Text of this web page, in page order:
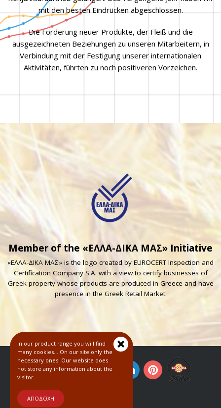
mit den besten Eindrücken abgeschlossen.
Die Förderung neuer Produkte, der Fleiß und die
ausgezeichneten Beziehungen zu unseren Mitarbeitern, in
Verbindung mit der Festigung unserer internationalen
Aktivitäten, führten zu noch positiveren Vorzeichen.
Member of the «ΕΛΛΑ-ΔΙΚΑ ΜΑΣ» Initiative
«ΕΛΛΑ-ΔΙΚΑ ΜΑΣ» is the logo created by EUROCERT Inspection and
Certification Company S.A. with a view to certify businesses of
Greek property whose products are produced in Greece and have
presence in the Greek Retail Market.
In our product range you will find
many cookies... On our site only the
necessary ones! Our website does
not store any information about the
visitor.
ΑΠΟΔΟΧΗ